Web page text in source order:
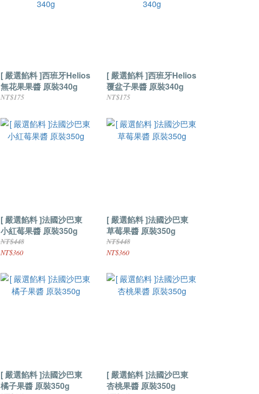
[ 嚴選餡料 ]西班牙Helios
無花果果醬 原裝340g
NT$175
[ 嚴選餡料 ]西班牙Helios
覆盆子果醬 原裝340g
NT$175
[ 嚴選餡料 ]法國沙巴東
小紅莓果醬 原裝350g
NT$448
NT$360
[ 嚴選餡料 ]法國沙巴東
草莓果醬 原裝350g
NT$448
NT$360
[ 嚴選餡料 ]法國沙巴東
橘子果醬 原裝350g
[ 嚴選餡料 ]法國沙巴東
杏桃果醬 原裝350g